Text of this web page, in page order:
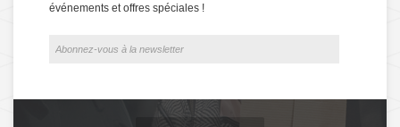
événements et offres spéciales !